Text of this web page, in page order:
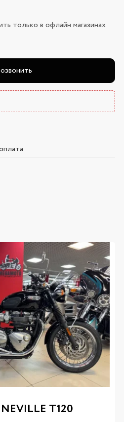
только в офлайн магазинах
T120